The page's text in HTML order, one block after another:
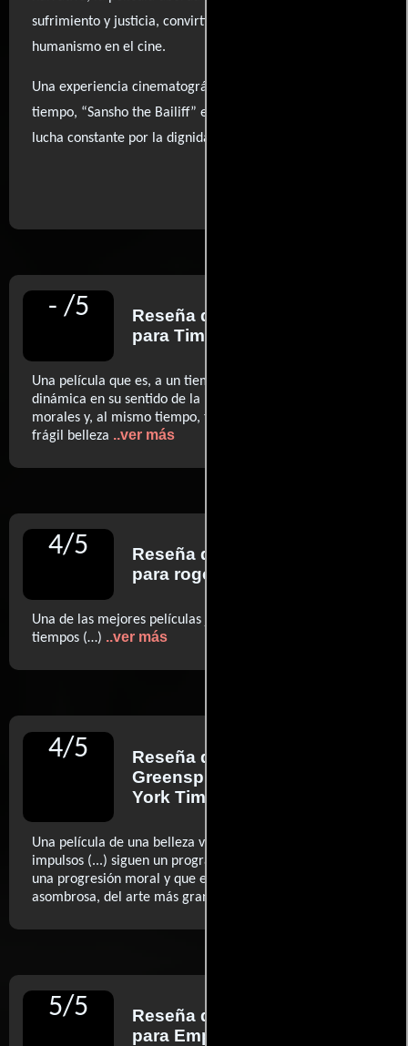
sufrimiento y justicia, convirtiéndola en un referente del
humanismo en el cine.
Una experiencia cinematográfica que trasciende el
tiempo, “Sansho the Bailiff” es un recordatorio de la
lucha constante por la dignidad humana.
- /5 Reseña de
para Time Out
Una película que es, a un tiempo, apasionada y elegíaca,
dinámica en su sentido de la lucha social y los dilemas
morales y, al mismo tiempo, terriblemente distante en su
frágil belleza ..ver más
4/5 Reseña de
para rogerebert.com
Una de las mejores películas japonesas de todos los
tiempos (…) ..ver más
4/5 Reseña de
Greenspun
York Times
Una película de una belleza visual imponente (...) Sus
impulsos (...) siguen un programa estético que es también
una progresión moral y que emerge, con lucidez
asombrosa, del arte más grande.
5/5 Reseña de
para Empire